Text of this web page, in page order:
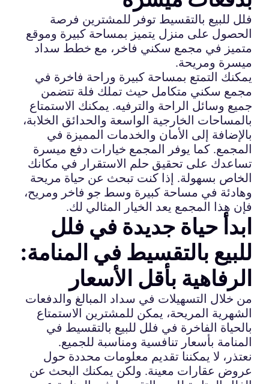
فلل للبيع بالتقسيط توفر للمشترين فرصة
الحصول على منزل يتميز بمساحة كبيرة وموقع
متميز في مجمع سكني فاخر، مع خطط سداد
ميسرة ومريحة.
يمكنك التمتع بمساحة كبيرة وراحة فاخرة في
مجمع سكني متكامل حيث تملك فلة تتضمن
جميع وسائل الراحة والترفيه. يمكنك الاستمتاع
بالمساحات الخارجية الواسعة والحدائق الخلابة،
بالإضافة إلى الأمان والخدمات المميزة في
المجمع. كما يوفر المجمع خيارات دفع ميسرة
تساعدك على تحقيق حلم الاستقرار في مكانك
الخاص بسهولة. إذا كنت تبحث عن حياة مريحة
وهادئة في مساحة كبيرة وسط جو فاخر ومريح،
فإن هذا المجمع يعد الخيار المثالي لك.
ابدأ حياة جديدة في فلل
للبيع بالتقسيط في المنامة:
الرفاهية بأقل الأسعار
من خلال التسهيلات في سداد المبالغ والدفعات
الشهرية المريحة، يمكن للمشترين الاستمتاع
بالحياة الفاخرة في فلل للبيع بالتقسيط في
المنامة بأسعار تنافسية ومناسبة للجميع.
نعتذر، لا يمكننا تقديم معلومات محددة حول
عروض عقارات معينة. ولكن يمكنك البحث عن